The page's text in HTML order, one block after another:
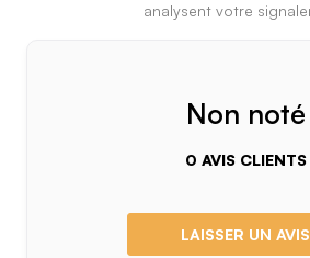
analysent votre
Non noté
0 AVIS CLIENTS
LAISSER UN AVIS